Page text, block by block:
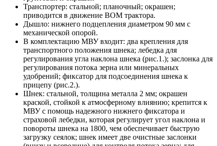
Транспортер: стальной; планочный; окрашен;
приводится в движение ВОМ трактора.
Дышло: нижнего подцепления диаметром 90 мм с
механической опорой.
В комплектацию МВУ входит: два крепления для
транспортного положения шнека; лебедка для
регулирования угла наклона шнека (рис.1.); заслонка для
регулирования потока зерна или минеральных
удобрений; фиксатор для подсоединения шнека к
прицепу (рис.2.).
Шнек: стальной, толщина металла 2 мм; окрашен
краской, стойкой к атмосферному влиянию; крепится к
МВУ с помощь надежного нижнего фиксатора и
страховой лебедки, которая регулирует угол наклона и
повороты шнека на 1800, чем обеспечивает быструю
загрузку сеялок; шнек имеет две очистные заслонки